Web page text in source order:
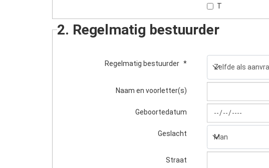
T
2. Regelmatig bestuurder
Regelmatig bestuurder *
Naam en voorletter(s)
Geboortedatum
Geslacht
Straat